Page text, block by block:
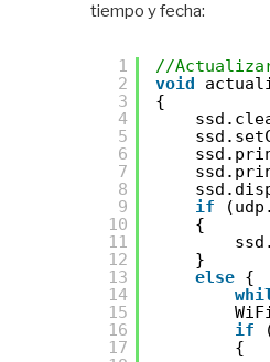
tiempo y fecha:
1
2
3
4
5
6
7
8
9
10
11
12
13
14
15
16
17
//
void
{
if
{
}
else {
if
{